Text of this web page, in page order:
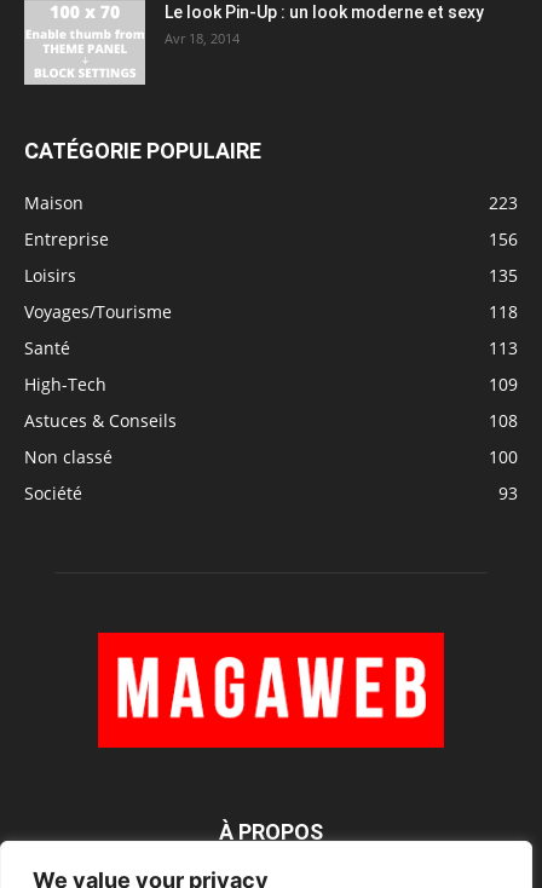
We value your privacy
Le look Pin-Up : un look moderne et sexy
Avr 18, 2014
CATÉGORIE POPULAIRE
Maison
223
Entreprise
156
Loisirs
135
Voyages/Tourisme
118
Santé
113
High-Tech
109
Astuces & Conseils
108
Non classé
100
Société
93
À PROPOS